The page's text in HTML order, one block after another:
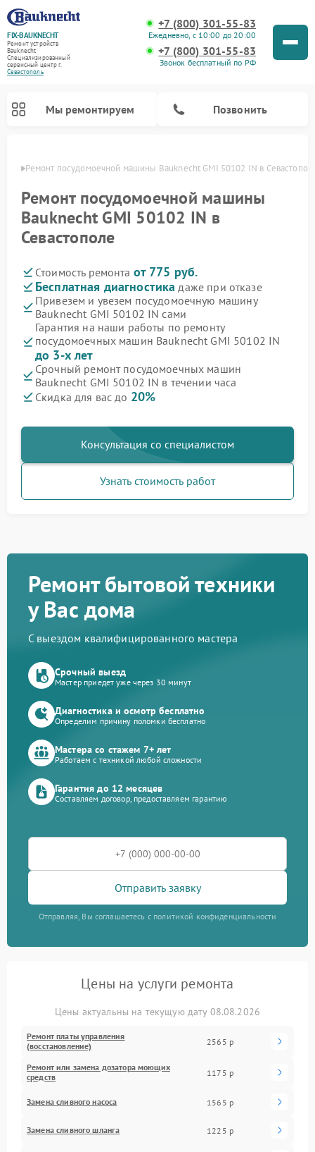
FIX-BAUKNECHT
Ремонт устройств
Bauknecht
Специализированный
cервисный центр г.
Севастополь
+7 (800) 301-55-83
Ежедневно, с 10:00 до 20:00
+7 (800) 301-55-83
Звонок бесплатный по РФ
Мы ремонтируем Позвонить
Ремонт посудомоечной машины Bauknecht GMI 50102 IN в
Ремонт посудомоечной машины
Bauknecht GMI 50102 IN в
Севастополе
Стоимость ремонта от 775 руб.
Бесплатная диагностика даже при отказе
Привезем и увезем посудомоечную машину
Bauknecht GMI 50102 IN сами
Гарантия на наши работы по ремонту
посудомоечных машин Bauknecht GMI 50102 IN
до 3-х лет
Срочный ремонт посудомоечных машин
Bauknecht GMI 50102 IN в течении часа
Скидка для вас до 20%
Консультация со специалистом
Узнать стоимость работ
Ремонт бытовой техники
у Вас дома
С выездом квалифицированного мастера
Срочный выезд
Мастер приедет уже через 30 минут
Диагностика и осмотр бесплатно
Определим причину поломки бесплатно
Мастера со стажем 7+ лет
Работаем с техникой любой сложности
Гарантия до 12 месяцев
Составляем договор, предоставляем гарантию
Отправить заявку
Отправляя, Вы соглашаетесь с политикой конфиденциальности
Цены на услуги ремонта
Цены актуальны на текущую дату 08.08.2026
Ремонт платы управления
(восстановление)
2565 р
Ремонт или замена дозатора моющих
средств
1175 р
Замена сливного насоса 1565 р
Замена сливного шланга 1225 р